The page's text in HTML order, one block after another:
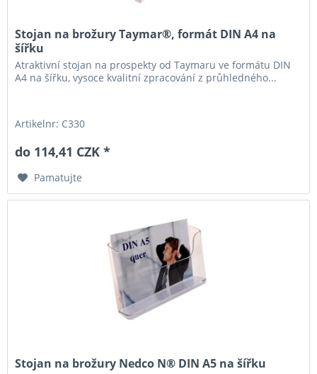
Stojan na brožury Taymar®, formát DIN A4 na
šířku
Atraktivní stojan na prospekty od Taymaru ve formátu DIN
A4 na šířku, vysoce kvalitní zpracování z průhledného...
Artikelnr: C330
do 114,41 CZK *
Pamatujte
Stojan na brožury Nedco N® DIN A5 na šířku